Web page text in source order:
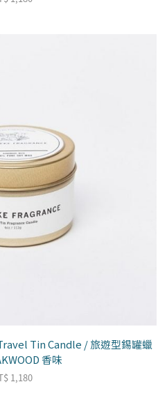
Tin Candle / 旅遊型錫罐蠟
香味
1,180